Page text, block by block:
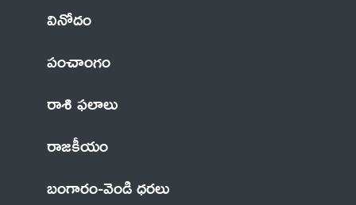
వినోదం
పంచాంగం
రాశి ఫలాలు
రాజకీయం
బంగారం-వెండి ధరలు